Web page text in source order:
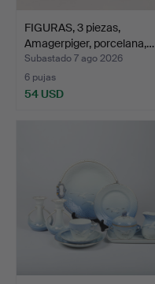
FIGURAS, 3 piezas,
Amagerpiger, porcelana,…
Subastado 7 ago 2026
6 pujas
54 USD